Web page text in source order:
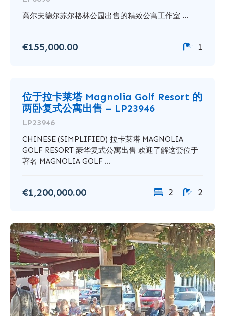
高尔夫德尔苏尔格林公园出售的精致公寓工作室 ...
€155,000.00 1
位于拉卡莱塔 Magnolia Golf Resort 的
两卧复式公寓出售 – LP23946
LP23946
CHINESE (SIMPLIFIED) 拉卡莱塔 MAGNOLIA
GOLF RESORT 豪华复式公寓出售 欢迎了解这套位于
著名 MAGNOLIA GOLF ...
€1,200,000.00 2 2